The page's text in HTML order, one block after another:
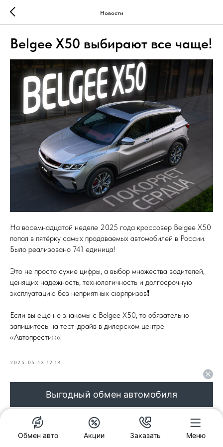
Новости
Belgee X50 выбирают все чаще!
На восемнадцатой неделе 2025 года кроссовер Belgee X50
попал в пятёрку самых продаваемых автомобилей в России.
Было реализовано 741 единица!
Это не просто сухие цифры, а выбор множества водителей,
ценящих надежность, технологичность и долгосрочную
эксплуатацию без неприятных сюрпризов❗️
Если вы ещё не знакомы с Belgee X50, то обязательно
запишитесь на тест-драйв в дилерском центре
«Автопрестиж»!
2025-05-13 12:14
Обмен авто Акции Заказать Меню
Выгодный обмен автомобиля